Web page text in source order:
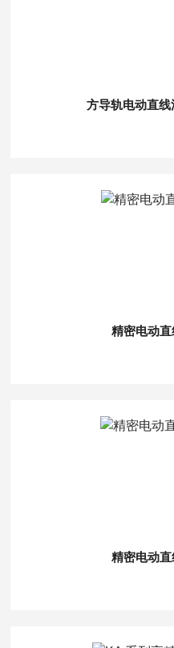
方导轨电动直
精密电动
精密电动直